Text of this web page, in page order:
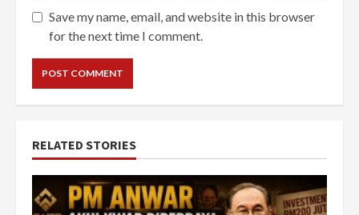
Save my name, email, and website in this browser
for the next time I comment.
RELATED STORIES